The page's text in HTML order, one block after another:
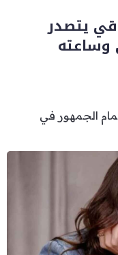
يتصدر
وساعته
الجمهور في